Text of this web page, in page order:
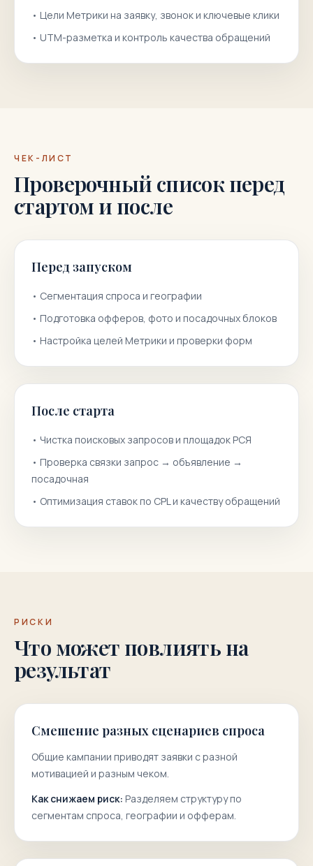
• Цели Метрики на заявку, звонок и ключевые клики
• UTM-разметка и контроль качества обращений
ЧЕК-ЛИСТ
Проверочный список перед
стартом и после
Перед запуском
• Сегментация спроса и географии
• Подготовка офферов, фото и посадочных блоков
• Настройка целей Метрики и проверки форм
После старта
• Чистка поисковых запросов и площадок РСЯ
• Проверка связки запрос → объявление →
посадочная
• Оптимизация ставок по CPL и качеству обращений
РИСКИ
Что может повлиять на
результат
Смешение разных сценариев спроса
Общие кампании приводят заявки с разной
мотивацией и разным чеком.
Как снижаем риск: Разделяем структуру по
сегментам спроса, географии и офферам.